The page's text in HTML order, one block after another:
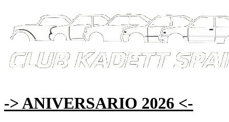
-> ANIVERSARIO 2026 <-